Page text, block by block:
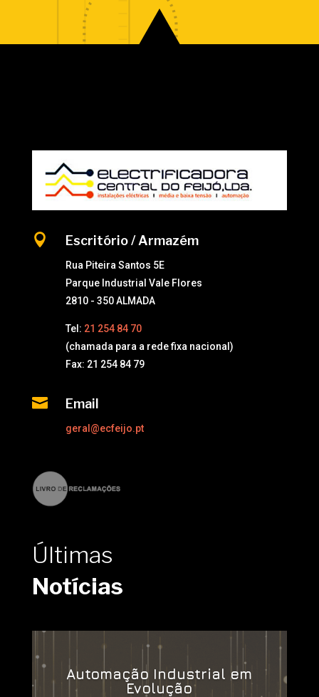
 Escritório / Armazém
Rua Piteira Santos 5E
Parque Industrial Vale Flores
2810 - 350 ALMADA
Tel: 21 254 84 70
(chamada para a rede fixa nacional)
Fax: 21 254 84 79
 Email
geral@ecfeijo.pt
Últimas
Notícias
Automação Industrial em
Evolução